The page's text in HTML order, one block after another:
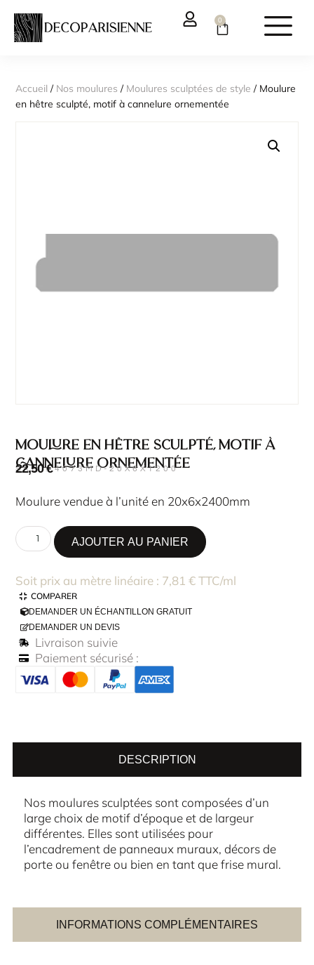
0
Accueil / Nos moulures / Moulures sculptées de style / Moulure
en hêtre sculpté, motif à cannelure ornementée
Moulure en hêtre sculpté, motif à
cannelure ornementée
SKU : 4073MD-20X6X1200
22,50€
Moulure vendue à l’unité en 20x6x2400mm
AJOUTER AU PANIER
Soit prix au mètre linéaire : 7,81 € TTC/ml
COMPARER
DEMANDER UN ÉCHANTILLON GRATUIT
DEMANDER UN DEVIS
Livraison suivie
Paiement sécurisé :
DESCRIPTION
INFORMATIONS COMPLÉMENTAIRES
Nos moulures sculptées sont composées d’un
large choix de motif d’époque et de largeur
différentes. Elles sont utilisées pour
l’encadrement de panneaux muraux, décors de
porte ou fenêtre ou bien en tant que frise mural.